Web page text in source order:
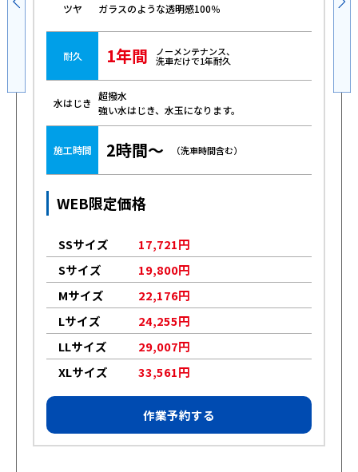
ツヤ ガラスのような透明感100％
耐久 1年間 ノーメンテナンス、
洗車だけで1年耐久
水はじき
超撥水
強い水はじき、水玉になります。
施工時間 2時間～ （洗車時間含む）
WEB限定価格
SSサイズ
17,721円
Sサイズ
19,800円
Mサイズ
22,176円
Lサイズ
24,255円
LLサイズ
29,007円
XLサイズ
33,561円
作業予約する